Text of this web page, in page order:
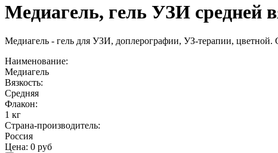
Медиагель, гель УЗИ средней
Медиагель - гель для УЗИ, доплерографии, УЗ-терапии, цветной.
Наименование:
Медиагель
Вязкость:
Средняя
Флакон:
1 кг
Страна-производитель:
Россия
Цена: 0 руб